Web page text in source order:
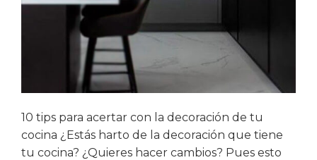
10 tips para acertar con la decoración de tu
cocina ¿Estás harto de la decoración que tiene
tu cocina? ¿Quieres hacer cambios? Pues esto